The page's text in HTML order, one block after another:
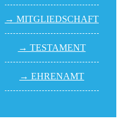
→ MITGLIED­SCHAFT
→ TESTA­MENT
→ EHREN­AMT